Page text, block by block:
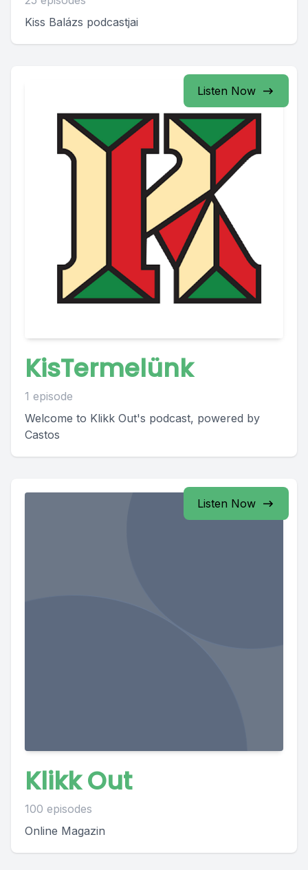
Kiss Balázs podcastjai
Listen Now
KisTermelünk
1 episode
Welcome to Klikk Out's podcast, powered by
Castos
Listen Now
Klikk Out
100 episodes
Online Magazin